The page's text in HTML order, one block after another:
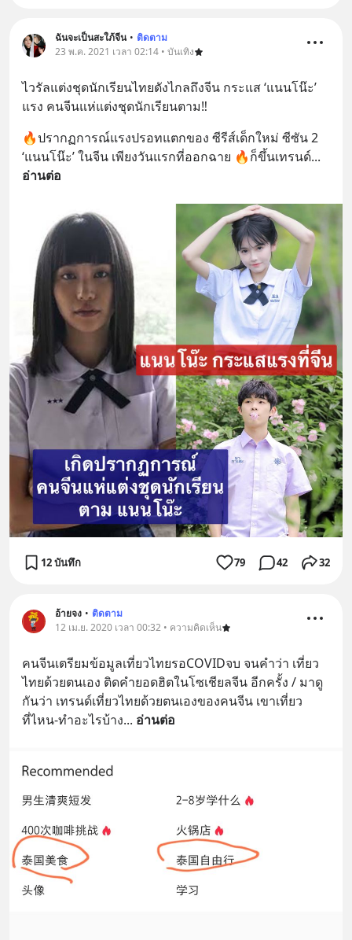
ฉันจะเป็นสะใภ้จีน • ติดตาม
23 พ.ค. 2021 เวลา 02:14 • บันเทิง
ไวรัลแต่งชุดนักเรียนไทยดังไกลถึงจีน กระแส ‘แนนโน๊ะ’
แรง คนจีนแห่แต่งชุดนักเรียนตาม‼️
🔥ปรากฏการณ์แรงปรอทแตกของ ซีรีส์เด็กใหม่ ซีซัน 2
‘แนนโน๊ะ’ ในจีน เพียงวันแรกที่ออกฉาย 🔥ก็ขึ้นเทรนด์
อ่านต่อ
12 บันทึก 79 42 32
อ้ายจง • ติดตาม
12 เม.ย. 2020 เวลา 00:32 • ความคิดเห็น
คนจีนเตรียมข้อมูลเที่ยวไทยรอCOVIDจบ จนคำว่า เที่ยว
ไทยด้วยตนเอง ติดคำยอดฮิตในโซเชียลจีน อีกครั้ง / มาดู
กันว่า เทรนด์เที่ยวไทยด้วยตนเองของคนจีน เขาเที่ยว
ที่ไหน-ทำอะไรบ้าง... อ่านต่อ